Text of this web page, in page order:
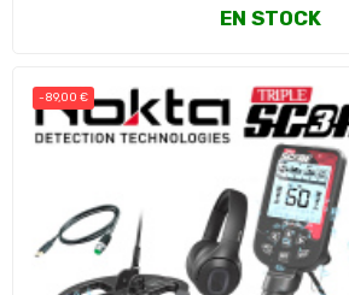
EN STOCK
-89,00 €